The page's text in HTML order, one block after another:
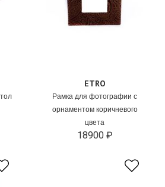
ETRO
Рамка для фотографии с
орнаментом коричневого
цвета
18900 ₽